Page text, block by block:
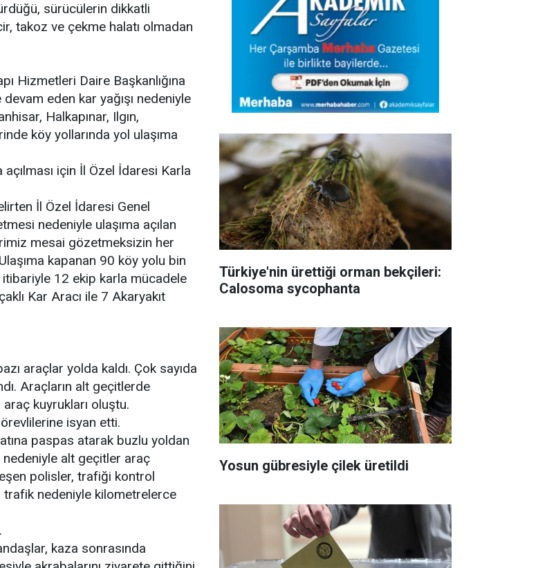
sürücülerin dikkatli
takoz ve çekme halatı olmadan
Hizmetleri Daire Başkanlığına
devam eden kar yağışı nedeniyle
Halkapınar, Ilgın,
köy yollarında yol ulaşıma
için İl Özel İdaresi Karla
İl Özel İdaresi Genel
nedeniyle ulaşıma açılan
mesai gözetmeksizin her
kapanan 90 köy yolu bin
itibariyle 12 ekip karla mücadele
Kar Aracı ile 7 Akaryakıt
araçlar yolda kaldı. Çok sayıda
Araçların alt geçitlerde
kuyrukları oluştu.
isyan etti.
paspas atarak buzlu yoldan
nedeniyle alt geçitler araç
polisler, trafiği kontrol
trafik nedeniyle kilometrelerce
kaza sonrasında
Türkiye'nin ürettiği orman bekçileri:
Calosoma sycophanta
Yosun gübresiyle çilek üretildi